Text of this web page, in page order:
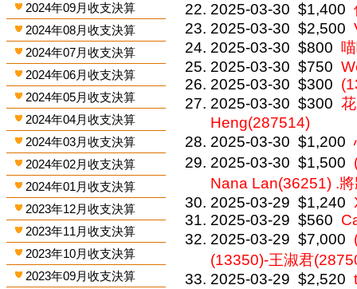
2024年09月收支決算
2024年08月收支決算
2024年07月收支決算
2024年06月收支決算
2024年05月收支決算
2024年04月收支決算
2024年03月收支決算
2024年02月收支決算
2024年01月收支決算
2023年12月收支決算
2023年11月收支決算
2023年10月收支決算
2023年09月收支決算
2025-03-30 $1,400
2025-03-30 $2,500
2025-03-30 $800
2025-03-30 $750
2025-03-30 $300
2025-03-30 $300
Heng(287514)
2025-03-30 $1,200
2025-03-30 $1,500
Nana Lan(36251) .
2025-03-29 $1,240
2025-03-29 $560
2025-03-29 $7,000
(13350)-王淑君
2025-03-29 $2,520